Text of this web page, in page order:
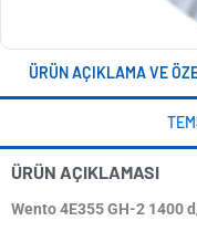
ÜRÜN AÇIKLAMA VE
ÜRÜN AÇIKLAMASI
Wento 4E355 GH-2 1400